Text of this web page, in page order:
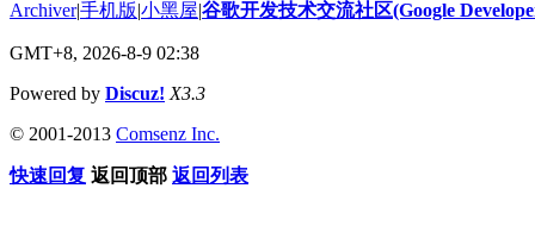
Archiver|手机版|小黑屋|谷歌开发技术交流社区(Google
GMT+8, 2026-8-9 02:38
Powered by Discuz! X3.3
© 2001-2013 Comsenz Inc.
快速回复 返回顶部 返回列表